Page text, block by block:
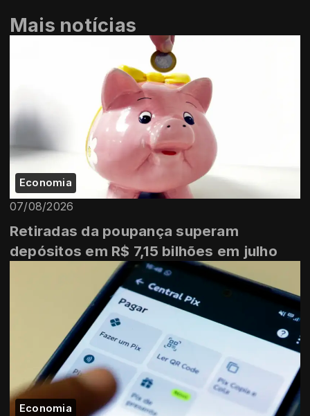
Mais notícias
Economia
07/08/2026
Retiradas da poupança superam
depósitos em R$ 7,15 bilhões em julho
Economia